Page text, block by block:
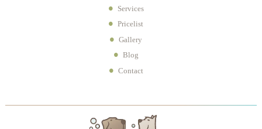
Services
Pricelist
Gallery
Blog
Contact